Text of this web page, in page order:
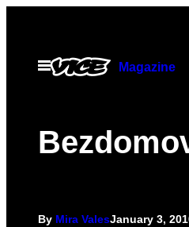
contentOpen
Menu
Magazine
By Mira ValesJanuary 3,